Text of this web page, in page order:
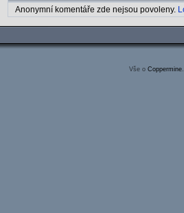
Anonymní komentáře zde nejsou povoleny.
Vše o Coppermine